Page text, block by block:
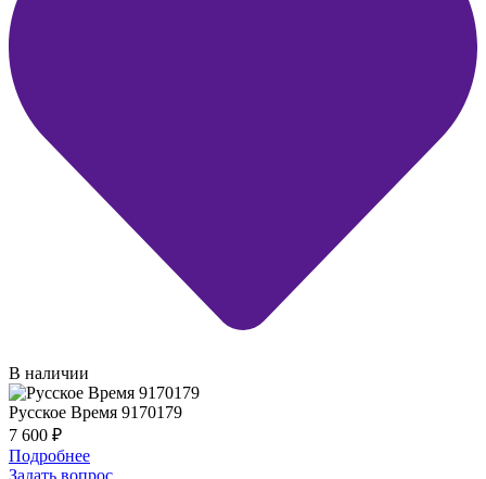
В наличии
Русское Время 9170179
7 600 ₽
Подробнее
Задать вопрос